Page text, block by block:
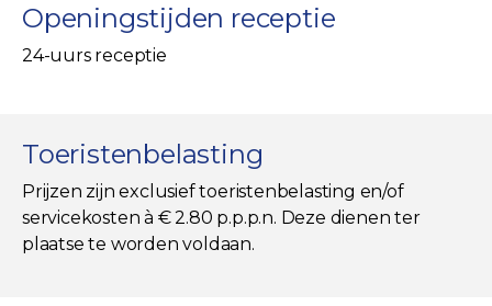
Openingstijden receptie
24-uurs receptie
Toeristenbelasting
Prijzen zijn exclusief toeristenbelasting en/of
servicekosten à € 2.80 p.p.p.n. Deze dienen ter
plaatse te worden voldaan.